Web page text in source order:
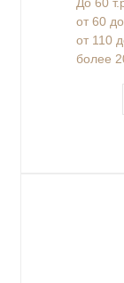
от 60 до
от 110
более